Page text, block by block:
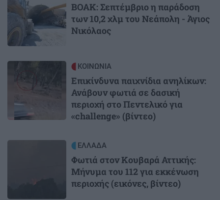
ΒΟΑΚ: Σεπτέμβριο η παράδοση
των 10,2 χλμ του Νεάπολη - Άγιος
Νικόλαος
Image ΚΟΙΝΩΝΙΑ
Επικίνδυνα παιχνίδια ανηλίκων:
Ανάβουν φωτιά σε δασική
περιοχή στο Πεντελικό για
«challenge» (βίντεο)
ΕΛΛΑΔΑ
Φωτιά στον Κουβαρά Αττικής:
Μήνυμα του 112 για εκκένωση
περιοχής (εικόνες, βίντεο)